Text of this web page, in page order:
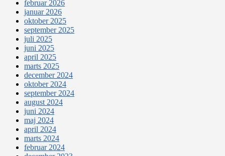
februar 2026
januar 2026
oktober 2025
september 2025
juli 2025
juni 2025
april 2025
marts 2025
december 2024
oktober 2024
september 2024
august 2024
juni 2024
maj 2024
april 2024
marts 2024
februar 2024